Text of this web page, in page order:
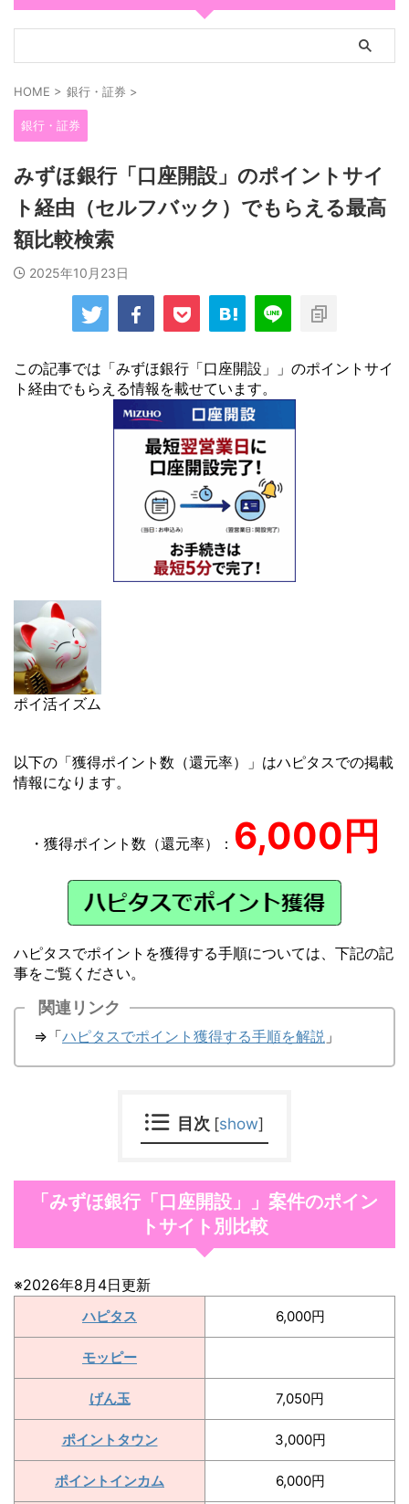
HOME > 銀行・証券 >
銀行・証券
みずほ銀行「口座開設」のポイントサイ
ト経由（セルフバック）でもらえる最高
額比較検索
2025年10月23日
この記事では「みずほ銀行「口座開設」」のポイントサイ
ト経由でもらえる情報を載せています。
ポイ活イズム
以下の「獲得ポイント数（還元率）」はハピタスでの掲載
情報になります。
・獲得ポイント数（還元率）： 6,000円
ハピタスでポイントを獲得する手順については、下記の記
事をご覧ください。
関連リンク
⇒「ハピタスでポイント獲得する手順を解説 」
目次 [show]
「みずほ銀行「口座開設」」案件のポイン
トサイト別比較
※2026年8月4日更新
ハピタス 6,000円
モッピー
げん玉 7,050円
ポイントタウン 3,000円
ポイントインカム 6,000円